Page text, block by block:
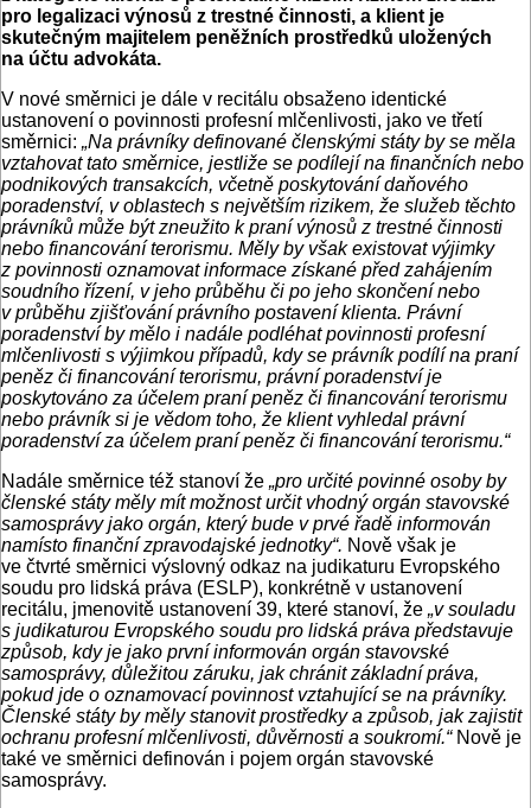
pro legalizaci výnosů z trestné činnosti, a klient je
skutečným majitelem peněžních prostředků uložených
na účtu advokáta.
V nové směrnici je dále v recitálu obsaženo identické
ustanovení o povinnosti profesní mlčenlivosti, jako ve třetí
směrnici: „Na právníky definované členskými státy by se měla
vztahovat tato směrnice, jestliže se podílejí na finančních nebo
podnikových transakcích, včetně poskytování daňového
poradenství, v oblastech s největším rizikem, že služeb těchto
právníků může být zneužito k praní výnosů z trestné činnosti
nebo financování terorismu. Měly by však existovat výjimky
z povinnosti oznamovat informace získané před zahájením
soudního řízení, v jeho průběhu či po jeho skončení nebo
v průběhu zjišťování právního postavení klienta. Právní
poradenství by mělo i nadále podléhat povinnosti profesní
mlčenlivosti s výjimkou případů, kdy se právník podílí na praní
peněz či financování terorismu, právní poradenství je
poskytováno za účelem praní peněz či financování terorismu
nebo právník si je vědom toho, že klient vyhledal právní
poradenství za účelem praní peněz či financování terorismu.“
Nadále směrnice též stanoví že „pro určité povinné osoby by
členské státy měly mít možnost určit vhodný orgán stavovské
samosprávy jako orgán, který bude v prvé řadě informován
namísto finanční zpravodajské jednotky“. Nově však je
ve čtvrté směrnici výslovný odkaz na judikaturu Evropského
soudu pro lidská práva (ESLP), konkrétně v ustanovení
recitálu, jmenovitě ustanovení 39, které stanoví, že „v souladu
s judikaturou Evropského soudu pro lidská práva představuje
způsob, kdy je jako první informován orgán stavovské
samosprávy, důležitou záruku, jak chránit základní práva,
pokud jde o oznamovací povinnost vztahující se na právníky.
Členské státy by měly stanovit prostředky a způsob, jak zajistit
ochranu profesní mlčenlivosti, důvěrnosti a soukromí.“ Nově je
také ve směrnici definován i pojem orgán stavovské
samosprávy.